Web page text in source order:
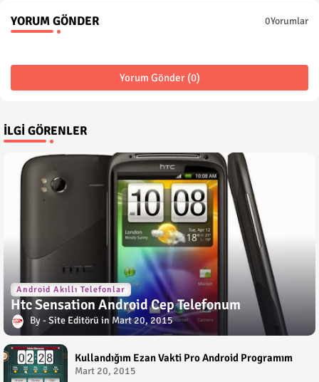
YORUM GÖNDER 0Yorumlar
Yorum Gönder (0)
İLGI GÖRENLER
Android Akıllı Telefonlar
Htc Sensation Android Cep Telefonum
Site Editörü Mart 20, 2015
Kullandığım Ezan Vakti Pro Android Programım
Mart 20, 2015